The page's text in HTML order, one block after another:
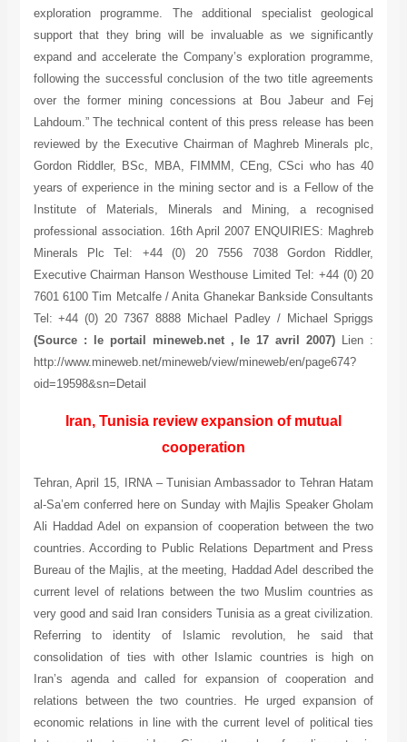
exploration programme. The additional specialist geological
support that they bring will be invaluable as we significantly
expand and accelerate the Company’s exploration programme,
following the successful conclusion of the two title agreements
over the former mining concessions at Bou Jabeur and Fej
Lahdoum.” The technical content of this press release has been
reviewed by the Executive Chairman of Maghreb Minerals plc,
Gordon Riddler, BSc, MBA, FIMMM, CEng, CSci who has 40
years of experience in the mining sector and is a Fellow of the
Institute of Materials, Minerals and Mining, a recognised
professional association. 16th April 2007 ENQUIRIES: Maghreb
Minerals Plc Tel: +44 (0) 20 7556 7038 Gordon Riddler,
Executive Chairman Hanson Westhouse Limited Tel: +44 (0) 20
7601 6100 Tim Metcalfe / Anita Ghanekar Bankside Consultants
Tel: +44 (0) 20 7367 8888 Michael Padley / Michael Spriggs
(Source : le portail mineweb.net , le 17 avril 2007) Lien :
http://www.mineweb.net/mineweb/view/mineweb/en/page674?
oid=19598&sn=Detail
Iran, Tunisia review expansion of mutual
cooperation
Tehran, April 15, IRNA – Tunisian Ambassador to Tehran Hatam
al-Sa’em conferred here on Sunday with Majlis Speaker Gholam
Ali Haddad Adel on expansion of cooperation between the two
countries. According to Public Relations Department and Press
Bureau of the Majlis, at the meeting, Haddad Adel described the
current level of relations between the two Muslim countries as
very good and said Iran considers Tunisia as a great civilization.
Referring to identity of Islamic revolution, he said that
consolidation of ties with other Islamic countries is high on
Iran’s agenda and called for expansion of cooperation and
relations between the two countries. He urged expansion of
economic relations in line with the current level of political ties